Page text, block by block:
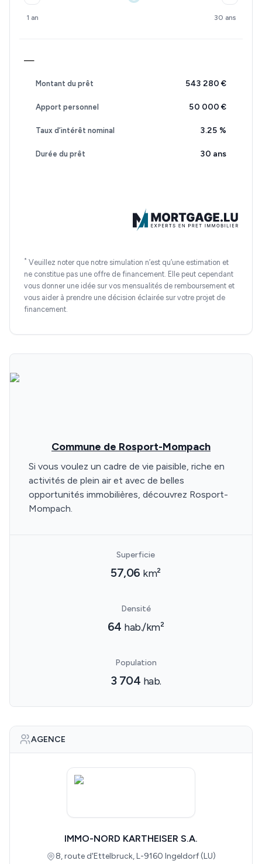
1 an 30 ans
—
Montant du prêt 543 280 €
Apport personnel 50 000 €
Taux d’intérêt nominal 3.25 %
Durée du prêt 30 ans
* Veuillez noter que notre simulation n’est qu’une estimation et
ne constitue pas une offre de financement. Elle peut cependant
vous donner une idée sur vos mensualités de remboursement et
vous aider à prendre une décision éclairée sur votre projet de
financement.
Commune de Rosport-Mompach
Si vous voulez un cadre de vie paisible, riche en
activités de plein air et avec de belles
opportunités immobilières, découvrez Rosport-
Mompach.
Superficie
57,06 km²
Densité
64 hab./km²
Population
3 704 hab.
AGENCE
IMMO-NORD KARTHEISER S.A.
8, route d'Ettelbruck, L-9160 Ingeldorf (LU)